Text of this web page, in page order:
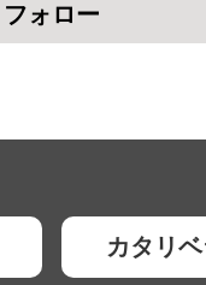
フォロー
カタリ